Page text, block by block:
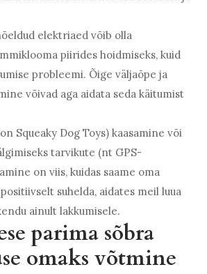
elektriaed võib olla
piirides hoidmiseks, kuid
probleemi. Õige väljaõpe ja
võivad aga aidata seda käitumist
Squeaky Dog Toys) kaasamine või
tarvikute (nt GPS-
on viis, kuidas saame oma
suhelda, aidates meil luua
ainult lakkumisele.
parima sõbra
omaks võtmine